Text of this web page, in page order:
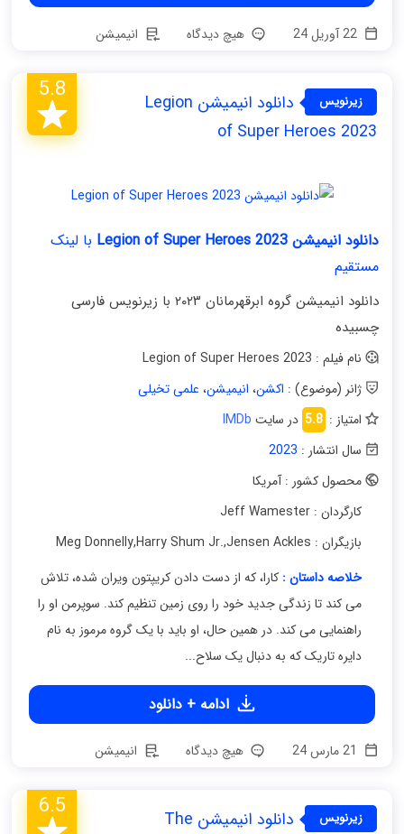
22 آوریل 24 هیچ دیدگاه انیمیشن
زیرنویس
فارسی
دانلود انیمیشن Legion
of Super Heroes 2023
5.8
دانلود انیمیشن Legion of Super Heroes 2023
با لینک
مستقیم
دانلود انیمیشن گروه ابرقهرمانان ۲۰۲۳ با زیرنویس فارسی
چسبیده
نام فیلم : Legion of Super Heroes 2023
ژانر (موضوع) : اکشن، انیمیشن، علمی تخیلی
امتیاز : 5.8 در سایت IMDb
سال انتشار : 2023
محصول کشور : آمریکا
کارگردان : Jeff Wamester
بازیگران : Meg Donnelly
,Harry Shum Jr.,Jensen Ackles
خلاصه داستان :کارا، که از دست دادن کریپتون ویران شده، تلاش
می کند تا زندگی جدید خود را روی زمین تنظیم کند. سوپرمن او را
راهنمایی می کند. در همین حال، او باید با یک گروه مرموز به نام
دایره تاریک که به دنبال یک سلاح...
ادامه + دانلود
هیچ دیدگاه انیمیشن
زیرنویس
دانلود انیمیشن The
6.5